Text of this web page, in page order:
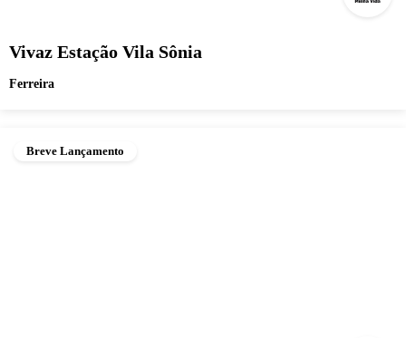
Vivaz Estação Vila Sônia
Ferreira
Breve Lançamento